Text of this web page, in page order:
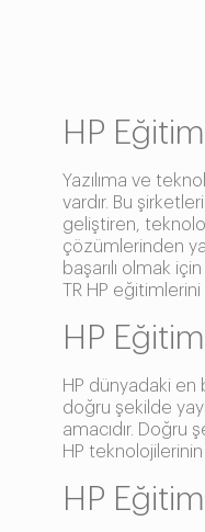
HP
Yazılıma ve
vardır. Bu
geliştiren,
çözümlerinden
başarılı olmak
TR HP
HP
HP dünyadaki en
doğru şekilde
amacıdır. Doğru
HP
HP